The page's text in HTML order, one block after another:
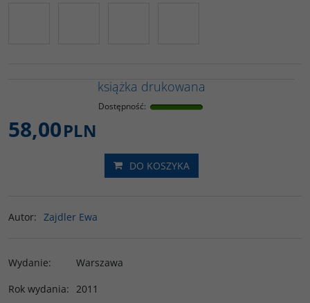
książka drukowana
Dostępność:
58,00PLN
DO KOSZYKA
Autor: Zajdler Ewa
Wydanie:
Warszawa
Rok wydania: 2011